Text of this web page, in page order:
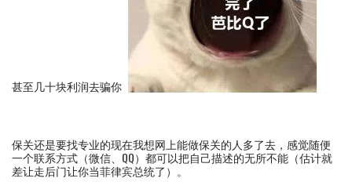
甚至几十块利润去骗你
保关还是要找专业的现在我想网上能做保关的人多了去，感觉随便
一个联系方式（微信、QQ）都可以把自己描述的无所不能（估计就
差让走后门让你当菲律宾总统了）。